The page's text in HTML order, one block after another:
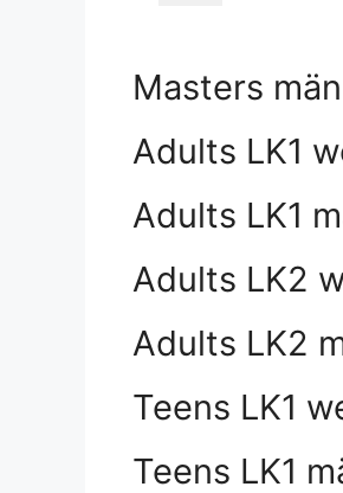
Masters
Adults LK1
Adults LK1
Adults LK2
Adults LK2
Teens LK1
Teens LK1